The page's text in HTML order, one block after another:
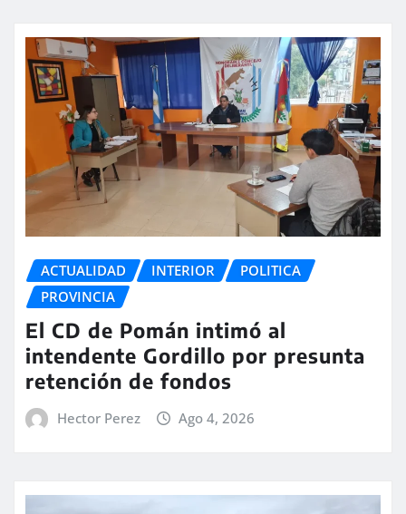
ACTUALIDAD INTERIOR
POLITICA
PROVINCIA
El CD de Pomán intimó al
intendente Gordillo por presunta
retención de fondos
Hector Perez Ago 4, 2026